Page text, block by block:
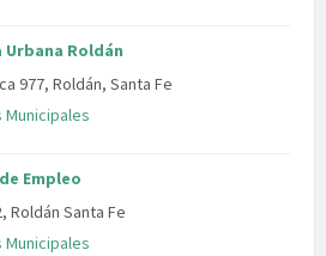
Urbana Roldán
977, Roldán, Santa Fe
Municipales
Empleo
Roldán Santa Fe
Municipales